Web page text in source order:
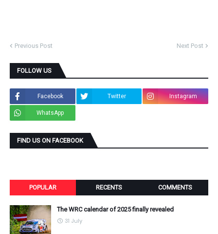
Previous Post Next Post
FOLLOW US
Facebook Twitter Instagram
WhatsApp
FIND US ON FACEBOOK
POPULAR RECENTS COMMENTS
The WRC calendar of 2025 finally revealed
31 July